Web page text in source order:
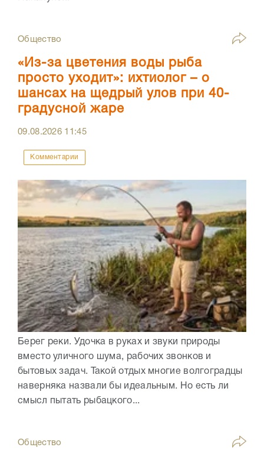
Общество
«Из-за цветения воды рыба
просто уходит»: ихтиолог – о
шансах на щедрый улов при 40-
градусной жаре
09.08.2026 11:45
Комментарии
Берег реки. Удочка в руках и звуки природы
вместо уличного шума, рабочих звонков и
бытовых задач. Такой отдых многие волгоградцы
наверняка назвали бы идеальным. Но есть ли
смысл пытать рыбацкого...
Общество